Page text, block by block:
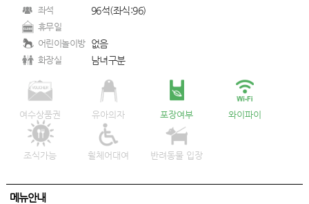
좌석 96석(좌식:96)
휴무일
어린이놀이방
없음
화장실 남녀구분
여수상품권 유아의자 포장여부 와이파이
조식가능 휠체어대여 반려동물 입장
메뉴안내